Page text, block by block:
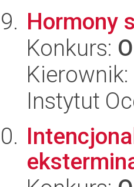
Hormony
Konkurs:
Instytut